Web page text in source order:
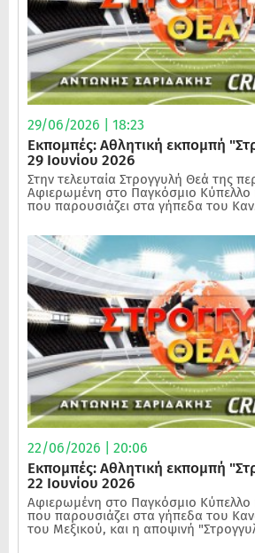
29/06/2026 | 18:23
Εκπομπές: Αθλητική εκπομπή
29 Ιουνίου 2026
Στην τελευταία Στρογγυλή Θεά της
Αφιερωμένη στο Παγκόσμιο Κύπελλο
που παρουσιάζει στα γήπεδα του
22/06/2026 | 20:06
Εκπομπές: Αθλητική εκπομπή
22 Ιουνίου 2026
Αφιερωμένη στο Παγκόσμιο Κύπελλο
που παρουσιάζει στα γήπεδα του
του Μεξικού, και η αποψινή